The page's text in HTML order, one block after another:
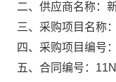
二、供应商名称：
三、采购项目名称：
四、采购项目编号：
五、合同编号：